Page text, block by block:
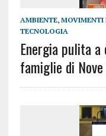
AMBIENTE, MOVIMENTI
TECNOLOGIA
Energia pulita
famiglie di